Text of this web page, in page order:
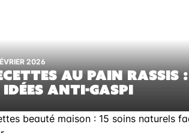
2026
AU PAIN RASSIS :
IDÉES ANTI-GASPI